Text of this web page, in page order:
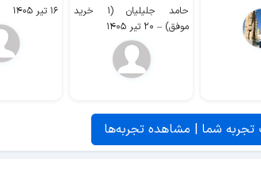
حامد جلیلیان (۱ خرید
موفق) – ۲۰ تیر ۱۴۰۵
۱۶ تیر ۱۴۰۵
تجربه شما | مشاهده تجربه‌ها